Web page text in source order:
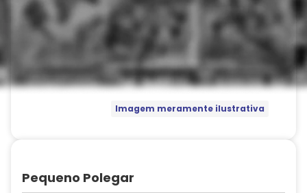
Imagem meramente ilustrativa
Pequeno Polegar